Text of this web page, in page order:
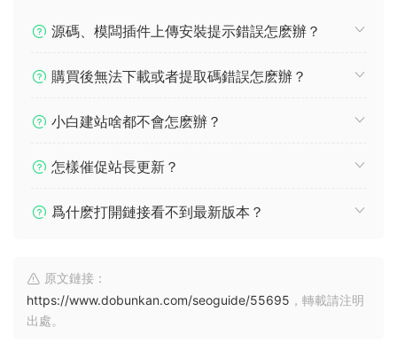
源碼、模闆插件上傳安裝提示錯誤怎麽辦？
購買後無法下載或者提取碼錯誤怎麽辦？
小白建站啥都不會怎麽辦？
怎樣催促站長更新？
爲什麽打開鏈接看不到最新版本？
原文鏈接：
https://www.dobunkan.com/seoguide/55695 ，轉載請注明
出處。